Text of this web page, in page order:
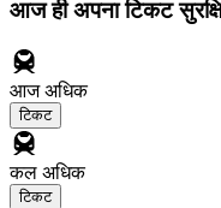
आज ही अपना टिकट
आजअधिक
टिकट
कल अधिक
टिकट